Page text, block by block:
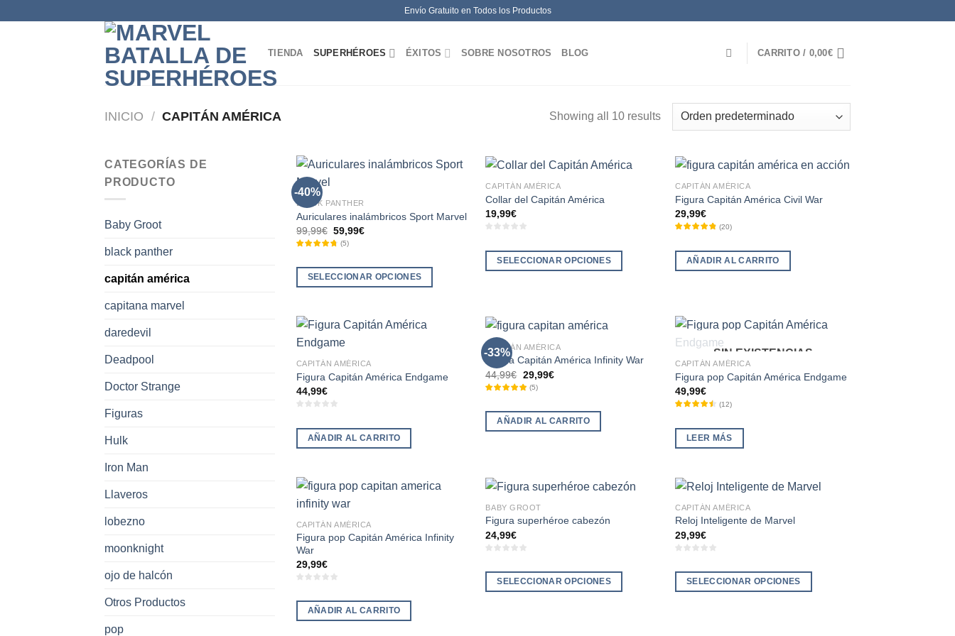
Envío Gratuito en Todos los Productos
TIENDA SUPERHÉROES ÉXITOS SOBRE NOSOTROS BLOG CARRITO / 0,00€
INICIO / CAPITÁN AMÉRICA Showing all 10 results
CATEGORÍAS DE
PRODUCTO
Baby Groot
black panther
capitán américa
capitana marvel
daredevil
Deadpool
Doctor Strange
Figuras
Hulk
Iron Man
Llaveros
lobezno
moonknight
ojo de halcón
Otros Productos
pop
-40%
BLACK PANTHER
Auriculares inalámbricos Sport Marvel
99,99€ El
precio
original
99,99€.
59,99€El
59,99€.
(5)
SELECCIONAR OPCIONES
tiene
múltiples
variantes.
Las
opciones
se
pueden
elegir
la
página
de
producto
CAPITÁN AMÉRICA
Collar del Capitán América
19,99€
SELECCIONAR OPCIONES
múltiples
variantes.
Las
opciones
se
pueden
elegir
de
producto
CAPITÁN AMÉRICA
Figura Capitán América Civil War
29,99€
(20)
AÑADIR AL CARRITO
CAPITÁN AMÉRICA
Figura Capitán América Endgame
44,99€
AÑADIR AL CARRITO
-33%
CAPITÁN AMÉRICA
Figura Capitán América Infinity War
44,99€ El
precio
original
44,99€.
29,99€El
29,99€.
(5)
AÑADIR AL CARRITO
SIN EXISTENCIAS
CAPITÁN AMÉRICA
Figura pop Capitán América Endgame
49,99€
(12)
LEER MÁS
CAPITÁN AMÉRICA
Figura pop Capitán América Infinity
War
29,99€
AÑADIR AL CARRITO
BABY GROOT
Figura superhéroe cabezón
24,99€
SELECCIONAR OPCIONES
CAPITÁN AMÉRICA
Reloj Inteligente de Marvel
29,99€
SELECCIONAR OPCIONES